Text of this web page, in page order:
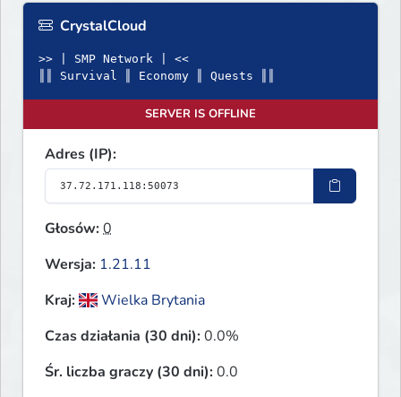
CrystalCloud
>> | SMP Network | <<
║║ Survival ║ Economy ║ Quests ║║
SERVER IS OFFLINE
Adres (IP):
Głosów:0
Wersja: 1.21.11
Kraj:
Wielka Brytania
Czas działania (30 dni):0.0%
Śr. liczba graczy (30 dni):0.0